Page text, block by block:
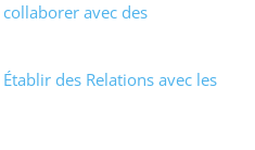
avec des
des Relations avec les